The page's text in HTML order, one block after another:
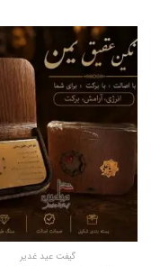
گیفت عید غدیر